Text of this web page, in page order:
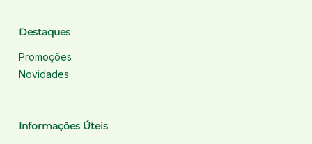
Destaques
Promoções
Novidades
Informações Úteis